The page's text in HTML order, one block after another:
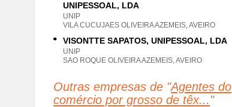
UNIPESSOAL, LDA
UNIP
VILA CUCUJAES OLIVEIRA AZEMEIS, AVEIRO
VISONTTE SAPATOS, UNIPESSOAL, LDA
UNIP
SAO ROQUE OLIVEIRA AZEMEIS, AVEIRO
Outras empresas de "Agentes do
comércio por grosso de têx... "